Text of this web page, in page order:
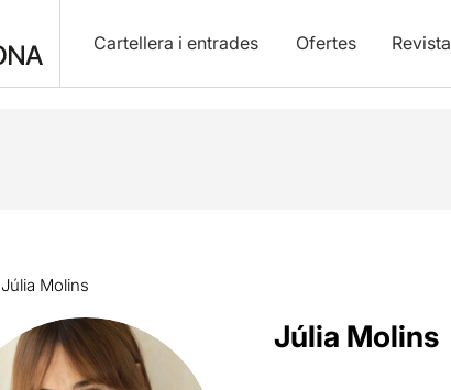
Cartellera i entrades Ofertes Revista
Júlia Molins
Júlia Molins